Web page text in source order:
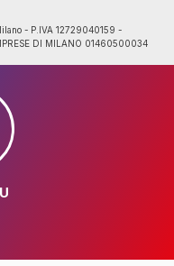
- P.IVA 12729040159 -
DI MILANO 01460500034